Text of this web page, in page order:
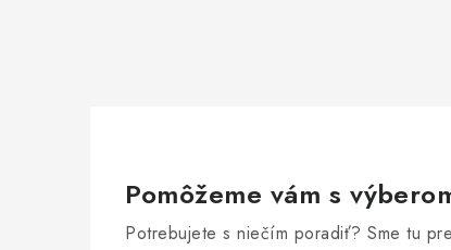
Pomôžeme vám s
Potrebujete s niečím poradiť? Sme tu